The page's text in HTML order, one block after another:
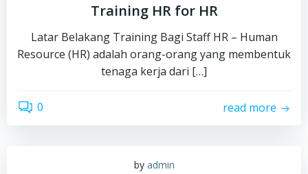
Training HR for HR
Latar Belakang Training Bagi Staff HR – Human
Resource (HR) adalah orang-orang yang membentuk
tenaga kerja dari […]
0 read more
by admin